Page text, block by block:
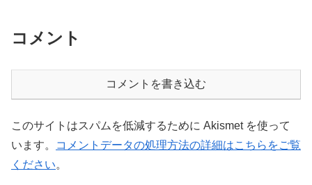
コメント
コメントを書き込む
このサイトはスパムを低減するために Akismet を使って
います。
コメントデータの処理方法の詳細はこちらをご覧
ください。